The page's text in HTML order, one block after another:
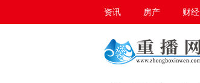
资讯 房产 财经